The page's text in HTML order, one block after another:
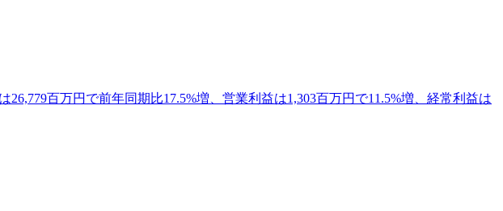
百万円で前年同期比17.5%増、営業利益は1,303百万円で11.5%増、経常利益は